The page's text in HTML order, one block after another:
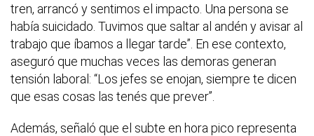
tren, arrancó y sentimos el impacto. Una persona se
había suicidado. Tuvimos que saltar al andén y avisar al
trabajo que íbamos a llegar tarde”. En ese contexto,
aseguró que muchas veces las demoras generan
tensión laboral: “Los jefes se enojan, siempre te dicen
que esas cosas las tenés que prever”.
Además, señaló que el subte en hora pico representa